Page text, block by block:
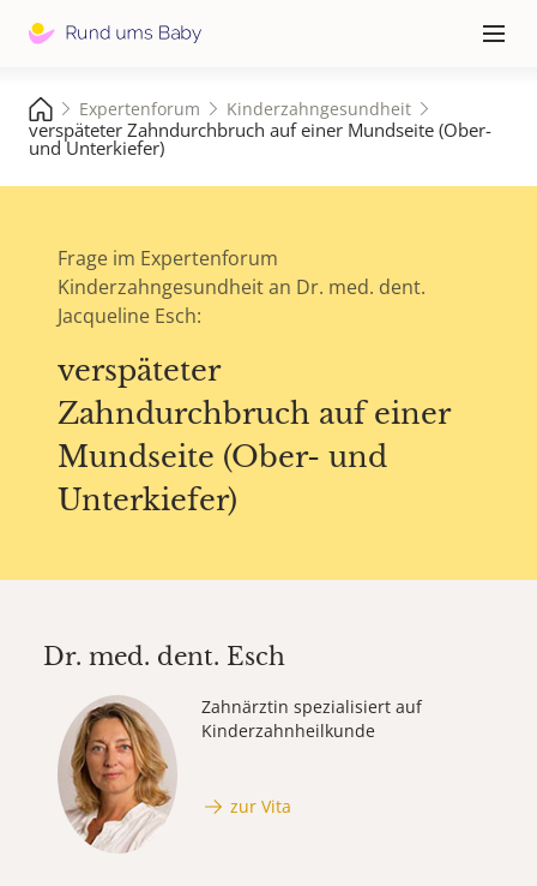
≡
Expertenforum Kinderzahngesundheit
verspäteter Zahndurchbruch auf einer Mundseite (Ober-
und Unterkiefer)
Frage im Expertenforum
Kinderzahngesundheit an Dr. med. dent.
Jacqueline Esch:
verspäteter
Zahndurchbruch auf einer
Mundseite (Ober- und
Unterkiefer)
Dr. med. dent. Esch
Zahnärztin spezialisiert auf
Kinderzahnheilkunde
zur Vita